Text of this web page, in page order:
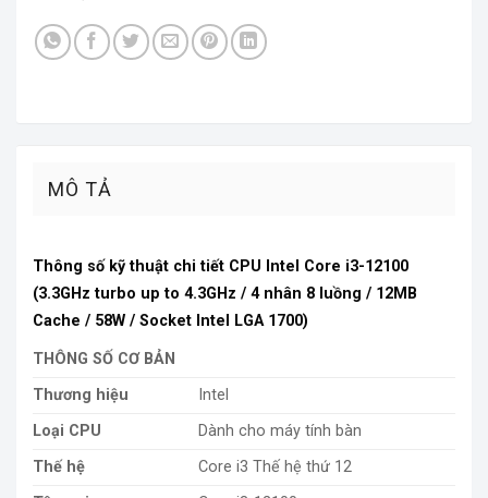
MÔ TẢ
Thông số kỹ thuật chi tiết CPU Intel Core i3-12100
(3.3GHz turbo up to 4.3GHz / 4 nhân 8 luồng / 12MB
Cache / 58W / Socket Intel LGA 1700)
THÔNG SỐ CƠ BẢN
Thương hiệu
Intel
Loại CPU
Dành cho máy tính bàn
Thế hệ
Core i3 Thế hệ thứ 12